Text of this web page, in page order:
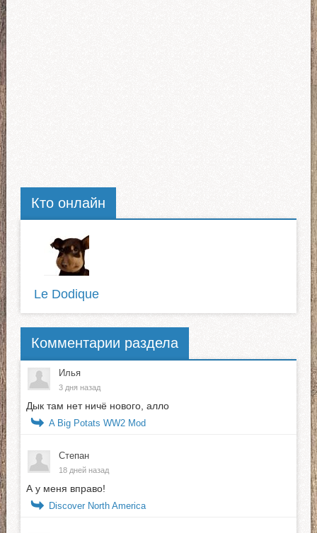
Кто онлайн
Le Dodique
Комментарии раздела
Илья
3 дня назад
Дык там нет ничё нового, алло
A Big Potats WW2 Mod
Степан
18 дней назад
А у меня вправо!
Discover North America